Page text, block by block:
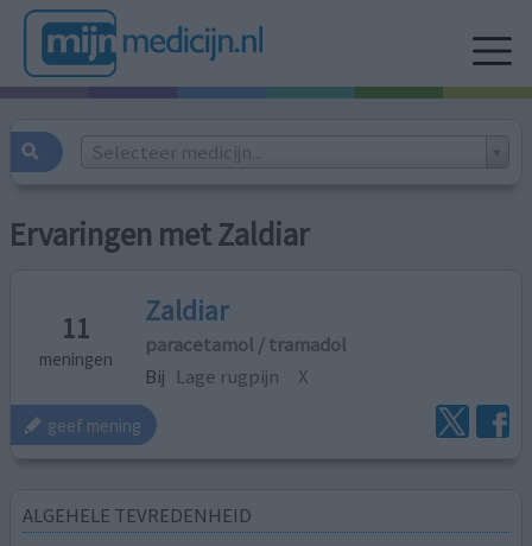
Selecteer medicijn...
Ervaringen met Zaldiar
11
meningen
Zaldiar
paracetamol / tramadol
Bij Lage rugpijn X
geef mening
ALGEHELE TEVREDENHEID